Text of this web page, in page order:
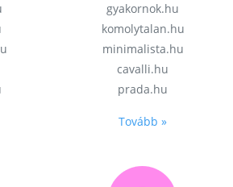
gyakornok.hu
komolytalan.hu
minimalista.hu
cavalli.hu
prada.hu
Tovább »